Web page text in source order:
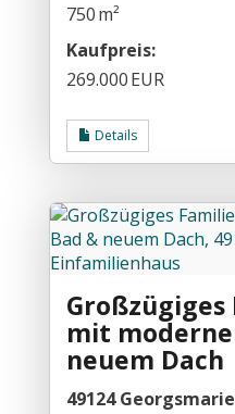
750 m²
Kaufpreis:
269.000 EUR
Details
mit
neuem Dach
49124